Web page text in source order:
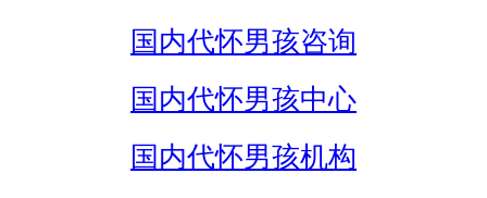
国内代怀男孩咨询
国内代怀男孩中心
国内代怀男孩机构